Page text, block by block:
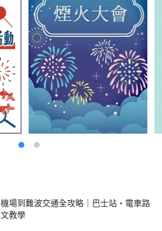
場到難波交通全攻略｜巴士站・電車路
教學